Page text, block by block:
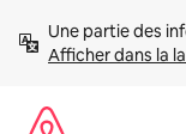
directement
Afficher dans la